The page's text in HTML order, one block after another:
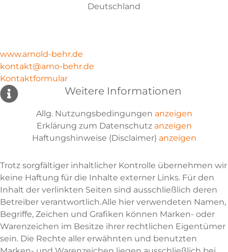
Deutschland
www.arnold-behr.de
kontakt@arno-behr.de
Kontaktformular
Weitere Informationen
Allg. Nutzungsbedingungen anzeigen
Erklärung zum Datenschutz anzeigen
Haftungshinweise (Disclaimer) anzeigen
Trotz sorgfältiger inhaltlicher Kontrolle übernehmen wir
keine Haftung für die Inhalte externer Links. Für den
Inhalt der verlinkten Seiten sind ausschließlich deren
Betreiber verantwortlich.Alle hier verwendeten Namen,
Begriffe, Zeichen und Grafiken können Marken- oder
Warenzeichen im Besitze ihrer rechtlichen Eigentümer
sein. Die Rechte aller erwähnten und benutzten